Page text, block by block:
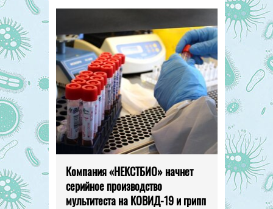
Компания «НЕКСТБИО» начнет
серийное производство
мультитеста на КОВИД-19 и грипп